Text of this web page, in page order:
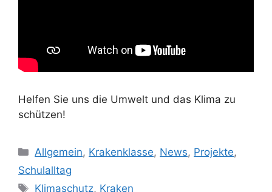
Helfen Sie uns die Umwelt und das Klima zu
schützen!
Kategorien
Allgemein, Krakenklasse, News, Projekte,
Schulalltag
Schlagwörter
Klimaschutz, Kraken